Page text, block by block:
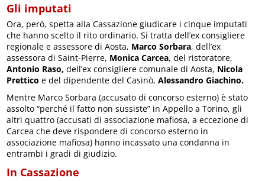
Gli imputati
Ora, però, spetta alla Cassazione giudicare i cinque imputati
che hanno scelto il rito ordinario. Si tratta dell’ex consigliere
regionale e assessore di Aosta, Marco Sorbara, dell’ex
assessora di Saint-Pierre, Monica Carcea, del ristoratore,
Antonio Raso, dell’ex consigliere comunale di Aosta, Nicola
Prettico e del dipendente del Casinò,Alessandro Giachino.
Mentre Marco Sorbara (accusato di concorso esterno) è stato
assolto “perché il fatto non sussiste” in Appello a Torino, gli
altri quattro (accusati di associazione mafiosa, a eccezione di
Carcea che deve rispondere di concorso esterno in
associazione mafiosa) hanno incassato una condanna in
entrambi i gradi di giudizio.
In Cassazione